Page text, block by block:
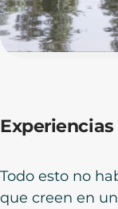
Todo esto no
que creen en